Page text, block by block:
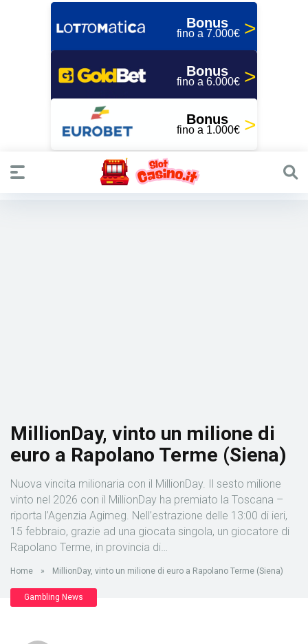
Bonus
fino a 7.000€
Bonus
fino a 6.000€
Bonus
fino a 1.000€
MillionDay, vinto un milione di
euro a Rapolano Terme (Siena)
Nuova vincita milionaria con il MillionDay. Il sesto milione
vinto nel 2026 con il MillionDay ha premiato la Toscana –
riporta l’Agenzia Agimeg. Nell’estrazione delle 13:00 di ieri,
15 febbraio, grazie ad una giocata singola, un giocatore di
Rapolano Terme, in provincia di…
Home » MillionDay, vinto un milione di euro a Rapolano Terme (Siena)
Gambling News